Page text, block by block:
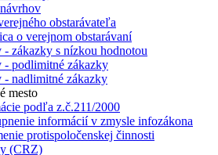
obstarávateľa
o verejnom obstarávaní
zákazky s nízkou hodnotou
- podlimitné zákazky
- nadlimitné zákazky
mesto
podľa z.č.211/2000
informácií v zmysle infozákona
protispoločenskej činnosti
(CRZ)